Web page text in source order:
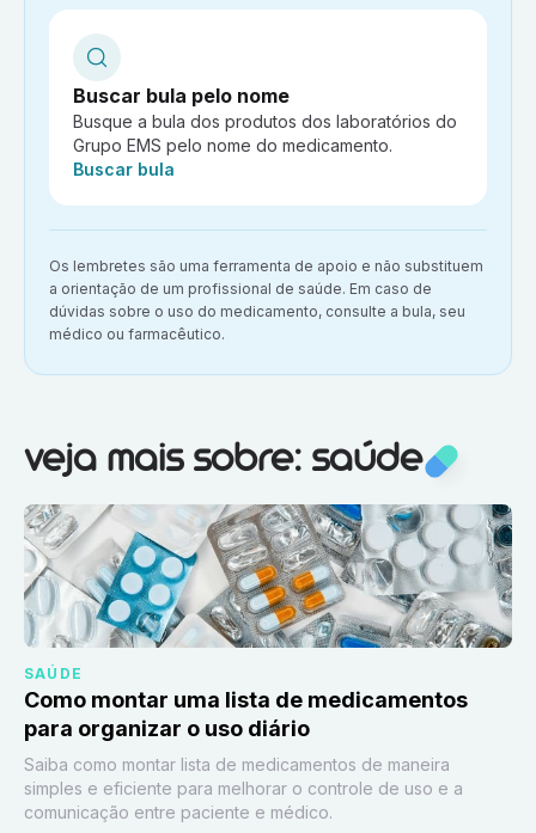
Buscar bula pelo nome
Busque a bula dos produtos dos laboratórios do
Grupo EMS pelo nome do medicamento.
Ação:
Buscar bula
Aviso importante:
Os lembretes são uma ferramenta de apoio e não substituem
a orientação de um profissional de saúde. Em caso de
dúvidas sobre o uso do medicamento, consulte a bula, seu
médico ou farmacêutico.
Veja mais sobre:Saúde
veja mais sobre: saúde
SAÚDE
Como montar uma lista de medicamentos
para organizar o uso diário
Saiba como montar lista de medicamentos de maneira
simples e eficiente para melhorar o controle de uso e a
comunicação entre paciente e médico.